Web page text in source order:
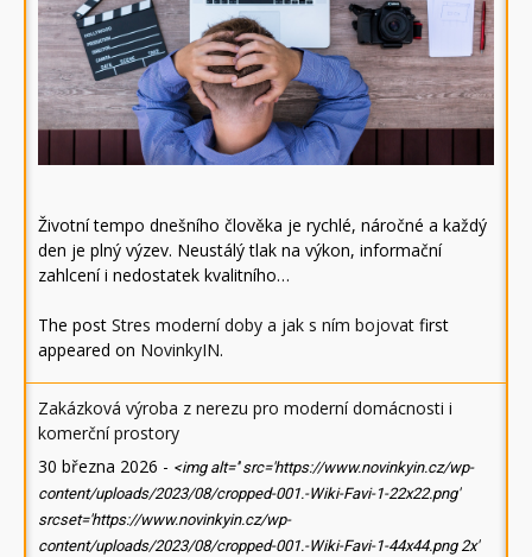
Životní tempo dnešního člověka je rychlé, náročné a každý
den je plný výzev. Neustálý tlak na výkon, informační
zahlcení i nedostatek kvalitního…
The post Stres moderní doby a jak s ním bojovat first
appeared on NovinkyIN.
Zakázková výroba z nerezu pro moderní domácnosti i
komerční prostory
30 března 2026 - <img alt='' src='https://www.novinkyin.cz/wp-
content/uploads/2023/08/cropped-001.-Wiki-Favi-1-22x22.png'
srcset='https://www.novinkyin.cz/wp-
content/uploads/2023/08/cropped-001.-Wiki-Favi-1-44x44.png 2x'